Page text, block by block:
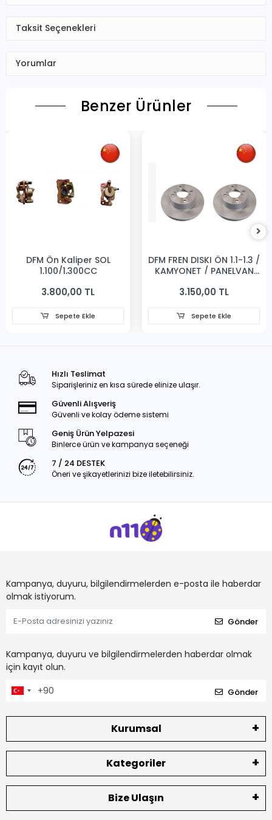
Taksit Seçenekleri
Yorumlar
Benzer Ürünler
DFM Ön Kaliper SOL
1,100/1,300CC
3.800,00 TL
Sepete Ekle
DFM FREN DISKI ÖN 1.1-1.3 /
KAMYONET / PANELVAN
3.150,00 TL
Sepete Ekle
Hızlı Teslimat
Siparişleriniz en kısa sürede elinize ulaşır.
Güvenli Alışveriş
Güvenli ve kolay ödeme sistemi
Geniş Ürün Yelpazesi
Binlerce ürün ve kampanya seçeneği
7 / 24 DESTEK
Öneri ve şikayetlerinizi bize iletebilirsiniz.
Kampanya, duyuru, bilgilendirmelerden e-posta ile haberdar
olmak istiyorum.
Gönder
Kampanya, duyuru ve bilgilendirmelerden haberdar olmak
için kayıt olun.
Gönder
Kurumsal
Kategoriler
Bize Ulaşın